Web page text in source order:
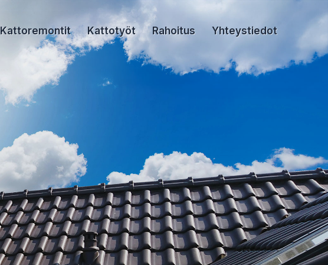
Kattoremontit Kattotyöt Rahoitus Yhteystiedot